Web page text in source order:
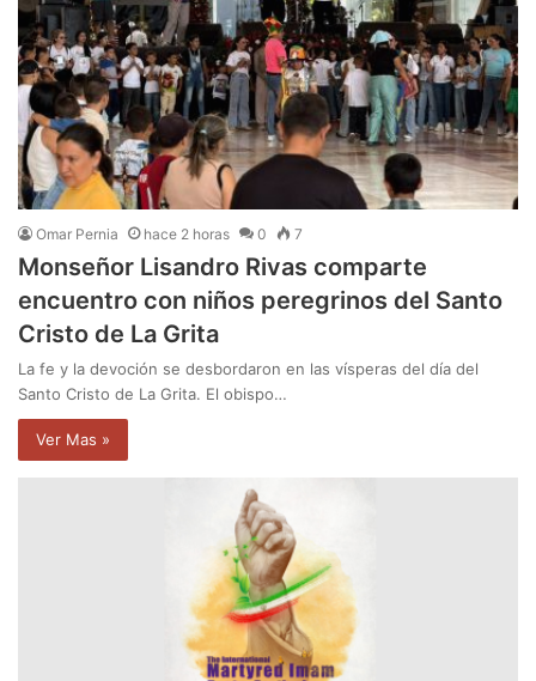
Omar Pernia hace 2 horas 0 7
Monseñor Lisandro Rivas comparte
encuentro con niños peregrinos del Santo
Cristo de La Grita
La fe y la devoción se desbordaron en las vísperas del día del
Santo Cristo de La Grita. El obispo…
Ver Mas »